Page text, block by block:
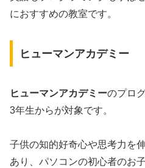
におすすめの教室です。
ヒューマンアカデミー
ヒューマンアカデミーのプロ
3年生からが対象です。
子供の知的好奇心や思考力を
あり、パソコンの初心者のお